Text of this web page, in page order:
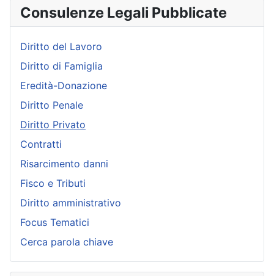
Consulenze Legali Pubblicate
Diritto del Lavoro
Diritto di Famiglia
Eredità-Donazione
Diritto Penale
Diritto Privato
Contratti
Risarcimento danni
Fisco e Tributi
Diritto amministrativo
Focus Tematici
Cerca parola chiave